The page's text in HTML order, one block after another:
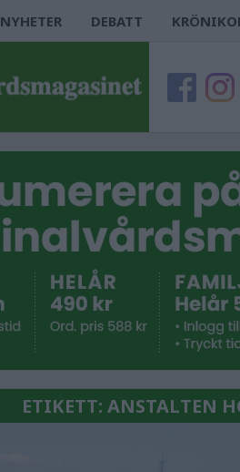
NYHETER DEBATT
ETIKETT: ANSTALTEN